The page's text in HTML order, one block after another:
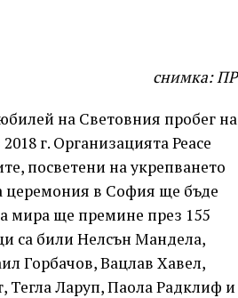
снимка: ПР
на Световния пробег на
г. Организацията Peace
посветени на укрепването
церемония в София ще бъде
мира ще премине през 155
са били Нелсън Мандела,
Горбачов, Вацлав Хавел,
Тегла Ларуп, Паола Радклиф и